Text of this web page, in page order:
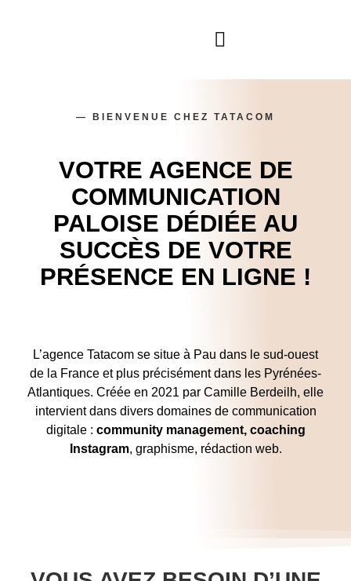
— BIENVENUE CHEZ TATACOM
VOTRE AGENCE DE
COMMUNICATION
PALOISE DÉDIÉE AU
SUCCÈS DE VOTRE
PRÉSENCE EN LIGNE !
L’agence Tatacom se situe à Pau dans le sud-ouest
de la France et plus précisément dans les Pyrénées-
Atlantiques. Créée en 2021 par Camille Berdeilh, elle
intervient dans divers domaines de communication
digitale : community management, coaching
Instagram, graphisme, rédaction web.